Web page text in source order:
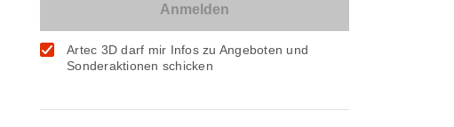
Artec 3D darf mir Infos zu Angeboten und
Sonderaktionen schicken